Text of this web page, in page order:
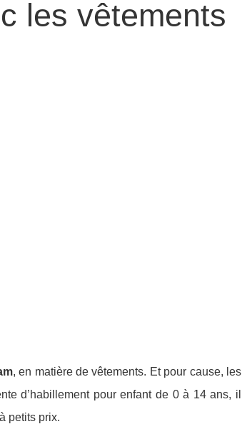
les vêtements
, en matière de vêtements. Et pour cause, les
d’habillement pour enfant de 0 à 14 ans, il
petits prix.